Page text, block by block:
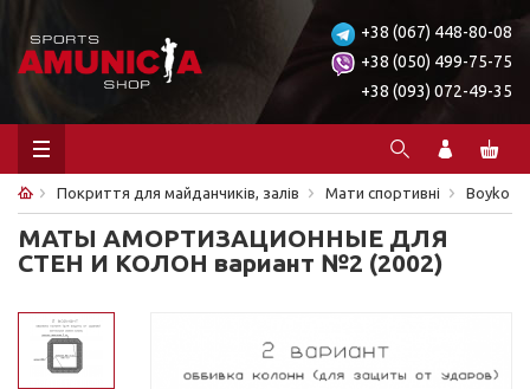
+38 (067) 448-80-08
+38 (050) 499-75-75
+38 (093) 072-49-35
Покриття для майданчиків, залів Мати спортивні Boyko
МАТЫ АМОРТИЗАЦИОННЫЕ ДЛЯ
СТЕН И КОЛОН вариант №2 (2002)